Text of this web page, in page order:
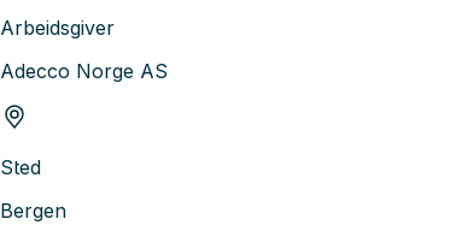
Arbeidsgiver
Adecco Norge AS
Sted
Bergen